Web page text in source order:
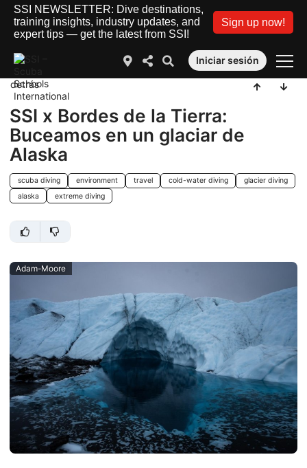
SSI NEWSLETTER: Dive destinations,
training insights, industry updates, and
expert tips — get the latest from SSI!
Sign up now!
Iniciar sesión
detrás
SSI x Bordes de la Tierra:
Buceamos en un glaciar de
Alaska
scuba diving environment travel cold-water diving
glacier diving
alaska
extreme diving
Adam-Moore